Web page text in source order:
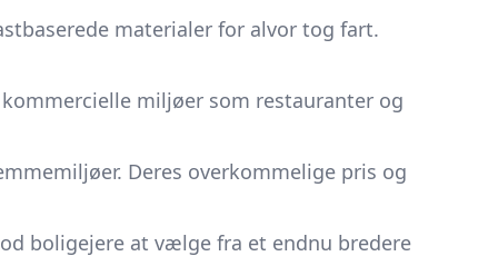
materialer for alvor tog fart.
miljøer som restauranter og
Deres overkommelige pris og
boligejere at vælge fra et endnu bredere